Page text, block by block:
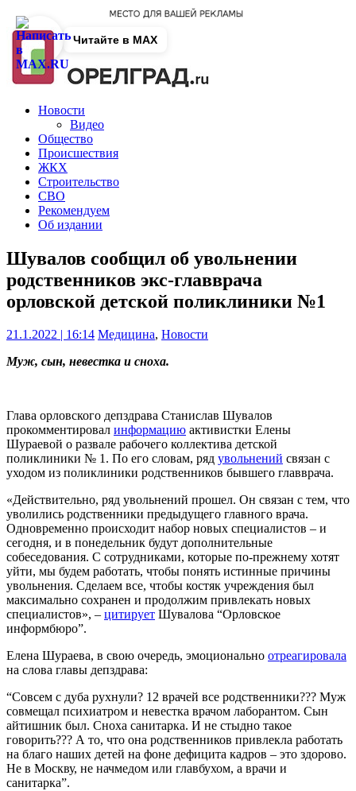
Новости
Видео
Общество
Происшествия
ЖКХ
Строительство
СВО
Рекомендуем
Об издании
Шувалов сообщил об увольнении
родственников экс-главврача
орловской детской поликлиники №1
21.1.2022 | 16:14 Медицина, Новости
Муж, сын, невестка и сноха.
Глава орловского депздрава Станислав Шувалов
прокомментировал информацию активистки Елены
Шураевой о развале рабочего коллектива детской
поликлиники № 1. По его словам, ряд увольнений связан с
уходом из поликлиники родственников бывшего главврача.
«Действительно, ряд увольнений прошел. Он связан с тем, что
уволились родственники предыдущего главного врача.
Одновременно происходит набор новых специалистов – и
сегодня, и в понедельник будут дополнительные
собеседования. С сотрудниками, которые по-прежнему хотят
уйти, мы будем работать, чтобы понять истинные причины
увольнения. Сделаем все, чтобы костяк учреждения был
максимально сохранен и продолжим привлекать новых
специалистов», – цитирует Шувалова “Орловское
информбюро”.
Елена Шураева, в свою очередь, эмоционально отреагировала
на слова главы депздрава:
“Совсем с дуба рухнули? 12 врачей все родственники??? Муж
совмещал психиатром и невестка врачом лаборантом. Сын
айтишник был. Сноха санитарка. И не стыдно такое
говорить??? А то, что она родственников привлекла работать
на благо наших детей на фоне дефицита кадров – это здорово.
Не в Москву, не начмедом или главбухом, а врачи и
санитарка”.
Читайте в MAX